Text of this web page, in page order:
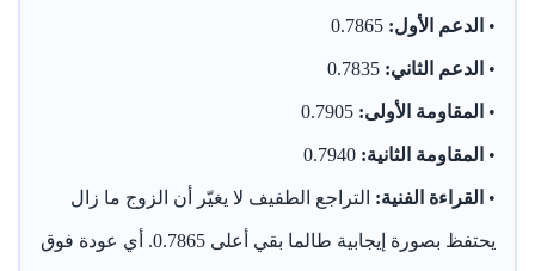
• الدعم الأول:
• الدعم الثاني:
• المقاومة الأولى:
• المقاومة الثانية:
• القراءة الفنية: التراجع الطفيف لا يغيّر أن الزوج ما زال
يحتفظ بصورة إيجابية طالما بقي أعلى 0.7865. أي عودة فوق